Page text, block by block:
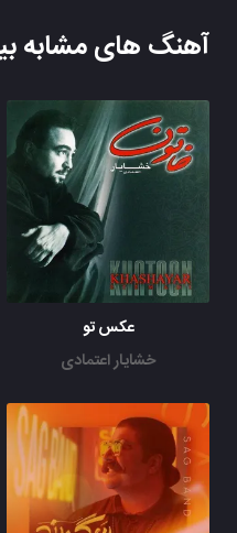
آهنگ های مشابه
عکس تو
خشایار اعتمادی